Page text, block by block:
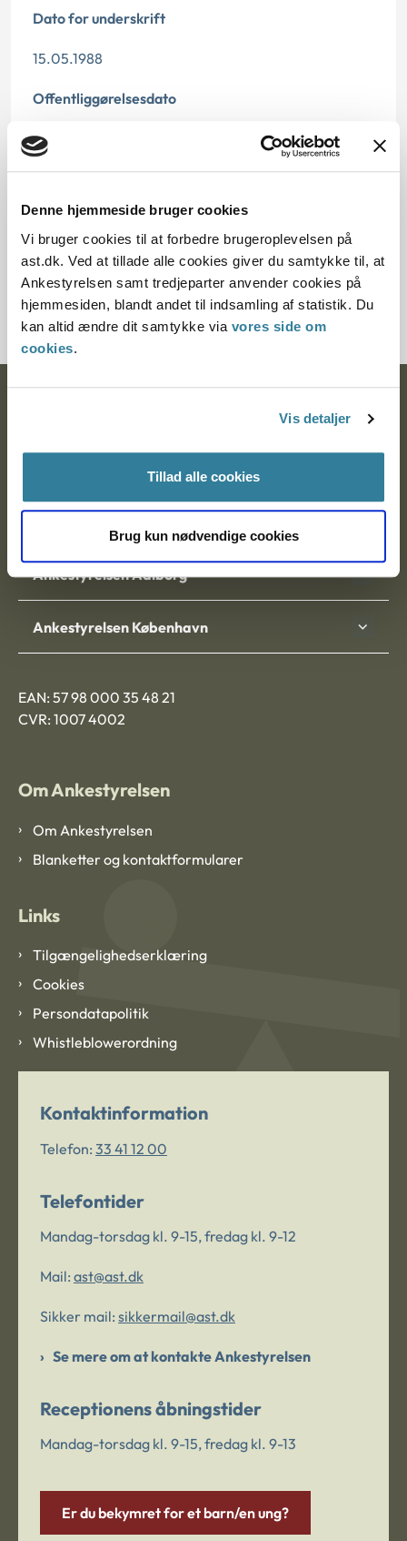
Denne hjemmeside bruger cookies
Vi bruger cookies til at forbedre brugeroplevelsen på
ast.dk. Ved at tillade alle cookies giver du samtykke til, at
Ankestyrelsen samt tredjeparter anvender cookies på
hjemmesiden, blandt andet til indsamling af statistik. Du
kan altid ændre dit samtykke via vores side om
cookies.
Vis detaljer
Tillad alle cookies
Brug kun nødvendige cookies
Dato for underskrift
15.05.1988
Offentliggørelsesdato
12.07.2013
§ 27 § 26 § 5 § 7 § 4 § 18 § 11 § 40 § 10
Journalnummer
13812-87
9000 Aalborg
Ankestyrelsen Aalborg
Ankestyrelsen København
EAN: 57 98 000 35 48 21
CVR: 1007 4002
Om Ankestyrelsen
Om Ankestyrelsen
Blanketter og kontaktformularer
Links
Tilgængelighedserklæring
Cookies
Persondatapolitik
Whistleblowerordning
Kontaktinformation
Telefon: 33 41 12 00
Telefontider
Mandag-torsdag kl. 9-15, fredag kl. 9-12
Mail: ast@ast.dk
Sikker mail: sikkermail@ast.dk
Se mere om at kontakte Ankestyrelsen
Receptionens åbningstider
Mandag-torsdag kl. 9-15, fredag kl. 9-13
Er du bekymret for et barn/en ung?